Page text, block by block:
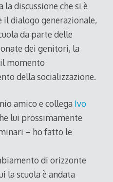
discussione che si è
dialogo generazionale,
da parte delle
dei genitori, la
momento
della socializzazione.
amico e collega Ivo
lui prossimamente
– ho fatto le
di orizzonte
la scuola è andata